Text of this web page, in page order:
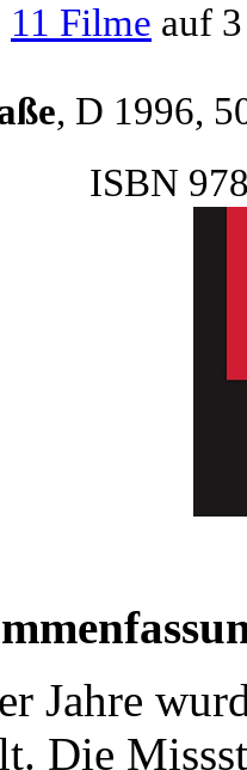
11 Filme auf
, D 1996,
ISBN
Jahre
Die